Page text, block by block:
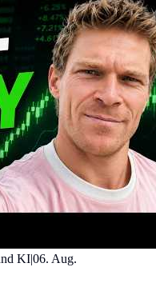
KI|06. Aug.